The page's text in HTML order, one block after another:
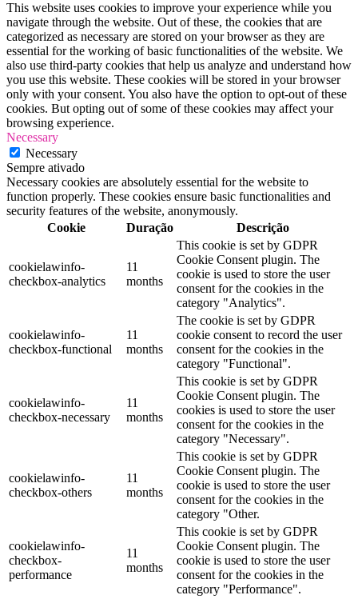
This website uses cookies to improve your experience while you
navigate through the website. Out of these, the cookies that are
categorized as necessary are stored on your browser as they are
essential for the working of basic functionalities of the website. We
also use third-party cookies that help us analyze and understand how
you use this website. These cookies will be stored in your browser
only with your consent. You also have the option to opt-out of these
cookies. But opting out of some of these cookies may affect your
browsing experience.
Necessary
Necessary
Sempre ativado
Necessary cookies are absolutely essential for the website to
function properly. These cookies ensure basic functionalities and
security features of the website, anonymously.
Cookie
Duração Descrição
cookielawinfo-
checkbox-analytics
11
months
This cookie is set by GDPR
Cookie Consent plugin. The
cookie is used to store the user
consent for the cookies in the
category "Analytics".
cookielawinfo-
checkbox-functional
11
months
The cookie is set by GDPR
cookie consent to record the user
consent for the cookies in the
category "Functional".
cookielawinfo-
checkbox-necessary
11
months
This cookie is set by GDPR
Cookie Consent plugin. The
cookies is used to store the user
consent for the cookies in the
category "Necessary".
cookielawinfo-
checkbox-others
11
months
This cookie is set by GDPR
Cookie Consent plugin. The
cookie is used to store the user
consent for the cookies in the
category "Other.
cookielawinfo-
checkbox-
performance
11
months
This cookie is set by GDPR
Cookie Consent plugin. The
cookie is used to store the user
consent for the cookies in the
category "Performance".